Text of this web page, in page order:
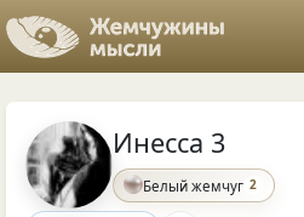
Инесса 3
Белый жемчуг 2